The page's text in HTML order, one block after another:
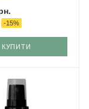
-15%
КУПИТИ